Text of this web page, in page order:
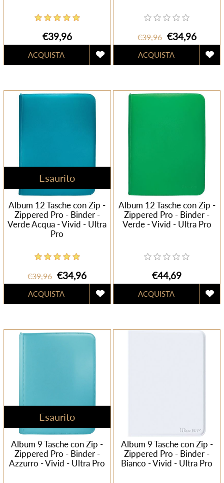
€39,96 €39,96 €34,96
Esaurito
Album 12 Tasche con Zip -
Zippered Pro - Binder -
Verde Acqua - Vivid - Ultra
Pro
€39,96 €34,96
Album 12 Tasche con Zip -
Zippered Pro - Binder -
Verde - Vivid - Ultra Pro
€44,69
Esaurito
Album 9 Tasche con Zip -
Zippered Pro - Binder -
Azzurro - Vivid - Ultra Pro
Album 9 Tasche con Zip -
Zippered Pro - Binder -
Bianco - Vivid - Ultra Pro